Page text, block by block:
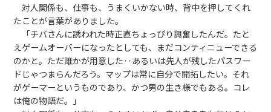
対人関係も、仕事も、うまくいかない時、背中を押してくれ
たことが言葉がありました。
「チバさんに誘われた時正直ちょっぴり興奮したんだ。たと
えゲームオーバーになったとしても、まだコンティニューできる
のかと。ただ誰かが用意した‥あるいは先人が残したパスワー
ドじゃつまらんだろう。マップは常に自分で開拓したい。それ
がゲーマーというものであり、かつ男の生き様でもある。コレ
は俺の物語だ。」